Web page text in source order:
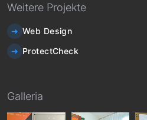
Weitere Projekte
Web Design
ProtectCheck
Galleria